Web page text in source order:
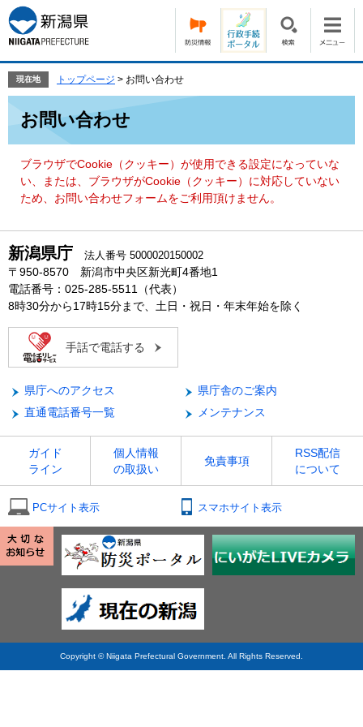
ー
ジ
の
頭
す。
ニ
ュ
ー
飛
て
現在地 トップページ > お問い合わせ
お問い合わせ
ブラウザでCookie（クッキー）が使用できる設定になっていな
い、または、ブラウザがCookie（クッキー）に対応していない
ため、お問い合わせフォームをご利用頂けません。
新潟県庁 法人番号 5000020150002
〒950-8570 新潟市中央区新光町4番地1
電話番号：025-285-5511（代表）
8時30分から17時15分まで、土日・祝日・年末年始を除く
手話で電話する
県庁へのアクセス
県庁舎のご案内
直通電話番号一覧
メンテナンス
ガイド
ライン
個人情報
の取扱い
免責事項
RSS配信
について
PCサイト表示 スマホサイト表示
Copyright © Niigata Prefectural Government. All Rights Reserved.